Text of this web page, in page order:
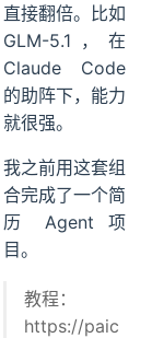
直接翻倍。比如
GLM-5.1，在
Claude Code
的助阵下，能力
就很强。
我之前用这套组
合完成了一个简
历 Agent 项
目。
教程：
https://paic